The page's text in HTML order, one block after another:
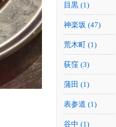
目黒 (1)
神楽坂 (47)
荒木町 (1)
荻窪 (3)
蒲田 (1)
表参道 (1)
谷中 (1)